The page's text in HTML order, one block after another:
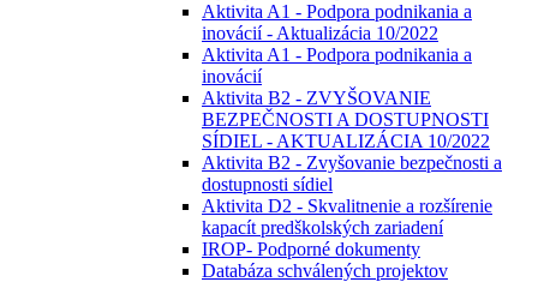
Aktivita A1 - Podpora podnikania a
inovácií - Aktualizácia 10/2022
Aktivita A1 - Podpora podnikania a
inovácií
Aktivita B2 - ZVYŠOVANIE
BEZPEČNOSTI A DOSTUPNOSTI
SÍDIEL - AKTUALIZÁCIA 10/2022
Aktivita B2 - Zvyšovanie bezpečnosti a
dostupnosti sídiel
Aktivita D2 - Skvalitnenie a rozšírenie
kapacít predškolských zariadení
IROP- Podporné dokumenty
Databáza schválených projektov